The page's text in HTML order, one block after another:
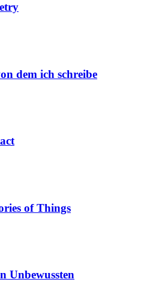
dem ich schreibe
of Things
Unbewussten